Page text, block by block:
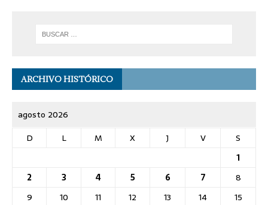
ARCHIVO HISTÓRICO
agosto 2026
D
L M X J V
S
1
2
3 4 5 6 7
8
9
10 11 12 13 14
15